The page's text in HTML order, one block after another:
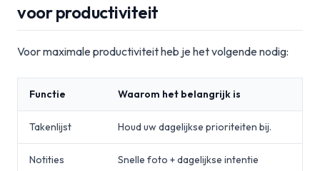
voor productiviteit
Voor maximale productiviteit heb je het volgende nodig:
Functie Waarom het belangrijk is
Takenlijst Houd uw dagelijkse prioriteiten bij.
Notities Snelle foto + dagelijkse intentie